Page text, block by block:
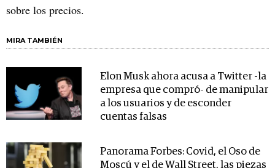
sobre los precios.
MIRA TAMBIÉN
Elon Musk ahora acusa a Twitter -la
empresa que compró- de manipular
a los usuarios y de esconder
cuentas falsas
Panorama Forbes: Covid, el Oso de
Moscú y el de Wall Street, las piezas